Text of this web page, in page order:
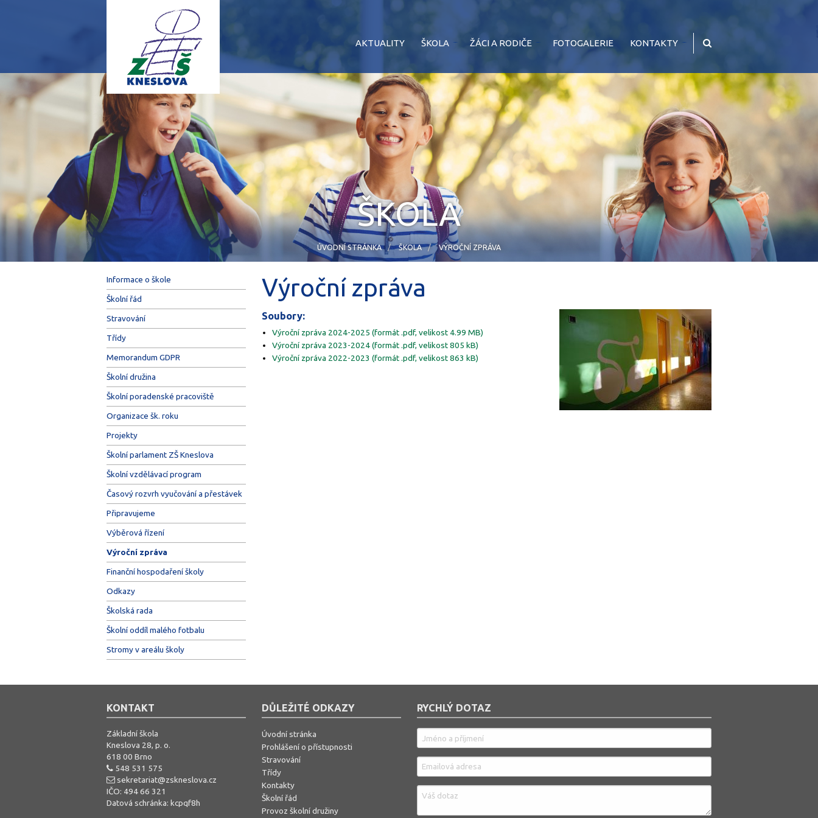
AKTUALITY ŠKOLA ŽÁCI A RODIČE FOTOGALERIE KONTAKTY
ŠKOLA
ÚVODNÍ STRÁNKA ŠKOLA VÝROČNÍ ZPRÁVA
Informace o škole
Školní řád
Stravování
Třídy
Memorandum GDPR
Školní družina
Školní poradenské pracoviště
Organizace šk. roku
Projekty
Školní parlament ZŠ Kneslova
Školní vzdělávací program
Časový rozvrh vyučování a přestávek
Připravujeme
Výběrová řízení
Výroční zpráva
Finanční hospodaření školy
Odkazy
Školská rada
Školní oddíl malého fotbalu
Stromy v areálu školy
Výroční zpráva
Soubory:
Výroční zpráva 2024-2025 (formát .pdf, velikost 4.99 MB)
Výroční zpráva 2023-2024 (formát .pdf, velikost 805 kB)
Výroční zpráva 2022-2023 (formát .pdf, velikost 863 kB)
KONTAKT
Základní škola
Kneslova 28, p. o.
618 00 Brno
548 531 575
sekretariat@zskneslova.cz
IČO: 494 66 321
Datová schránka: kcpqf8h
DŮLEŽITÉ ODKAZY
Úvodní stránka
Prohlášení o přístupnosti
Stravování
Třídy
Kontakty
Školní řád
Provoz školní družiny
RYCHLÝ DOTAZ